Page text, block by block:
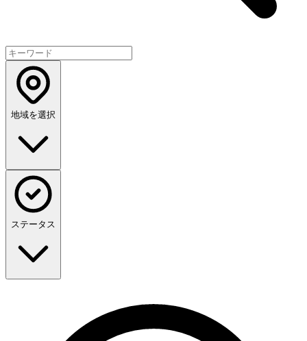
地域を選択
ステータス